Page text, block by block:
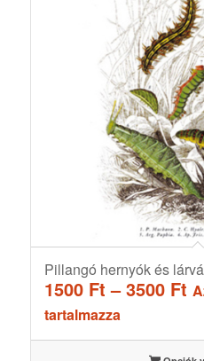
Pillangó hernyók és
1500 Ft – 3500 Ft
tartalmazza